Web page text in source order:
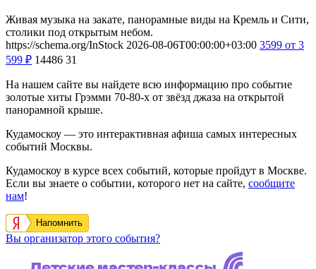
Живая музыка на закате, панорамные виды на Кремль и Сити,
столики под открытым небом.
https://schema.org/InStock 2026-08-06T00:00:00+03:00 3599 от 3
599 ₽ 14486 31
На нашем сайте вы найдете всю информацию про событие
золотые хиты Грэмми 70-80-х от звёзд джаза на открытой
панорамной крыше.
Кудамоскоу — это интерактивная афиша самых интересных
событий Москвы.
Кудамоскоу в курсе всех событий, которые пройдут в Москве.
Если вы знаете о событии, которого нет на сайте, сообщите
нам!
Напомнить
Вы организатор этого события?